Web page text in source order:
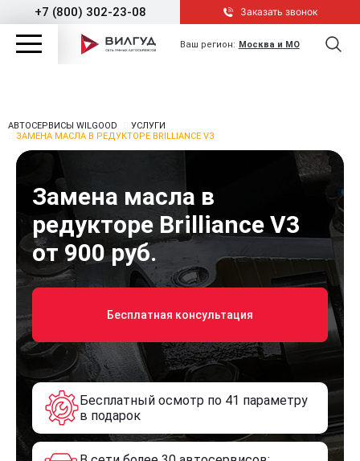
+7 (800) 302-23-08 Заказать звонок
Ваш регион: Москва и МО
АВТОСЕРВИСЫ WILGOOD
УСЛУГИ
ЗАМЕНА МАСЛА В РЕДУКТОРЕ BRILLIANCE V3
Замена масла в
редукторе Brilliance V3
от 900 руб.
Бесплатная консультация
Бесплатный осмотр по 41 параметру
в подарок